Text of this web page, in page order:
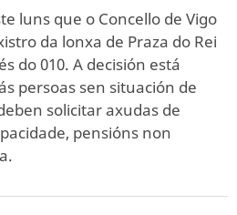
luns que o Concello de Vigo
da lonxa de Praza do Rei
do 010. A decisión está
persoas sen situación de
solicitar axudas de
pensións non